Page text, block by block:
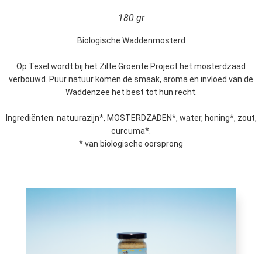
180 gr
Biologische Waddenmosterd
Op Texel wordt bij het Zilte Groente Project het mosterdzaad
verbouwd. Puur natuur komen de smaak, aroma en invloed van de
Waddenzee het best tot hun recht.
Ingrediënten: natuurazijn*, MOSTERDZADEN*, water, honing*, zout,
curcuma*.
* van biologische oorsprong